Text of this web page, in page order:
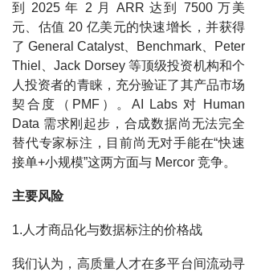
到 2025 年 2 月 ARR 达到 7500 万美
元、估值 20 亿美元的快速增长，并获得
了 General Catalyst、Benchmark、Peter
Thiel、Jack Dorsey 等顶级投资机构和个
人投资者的青睐，充分验证了其产品市场
契合度（PMF）。AI Labs 对 Human
Data 需求刚起步，合成数据尚无法完全
替代专家标注，目前尚无对手能在“快速
接单+小规模”这两方面与 Mercor 竞争。
主要风险
1.人才商品化与数据标注的价格战
我们认为，高质量人才在多平台间流动寻